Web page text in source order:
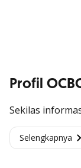
Profil
Sekilas
Selengkapnya